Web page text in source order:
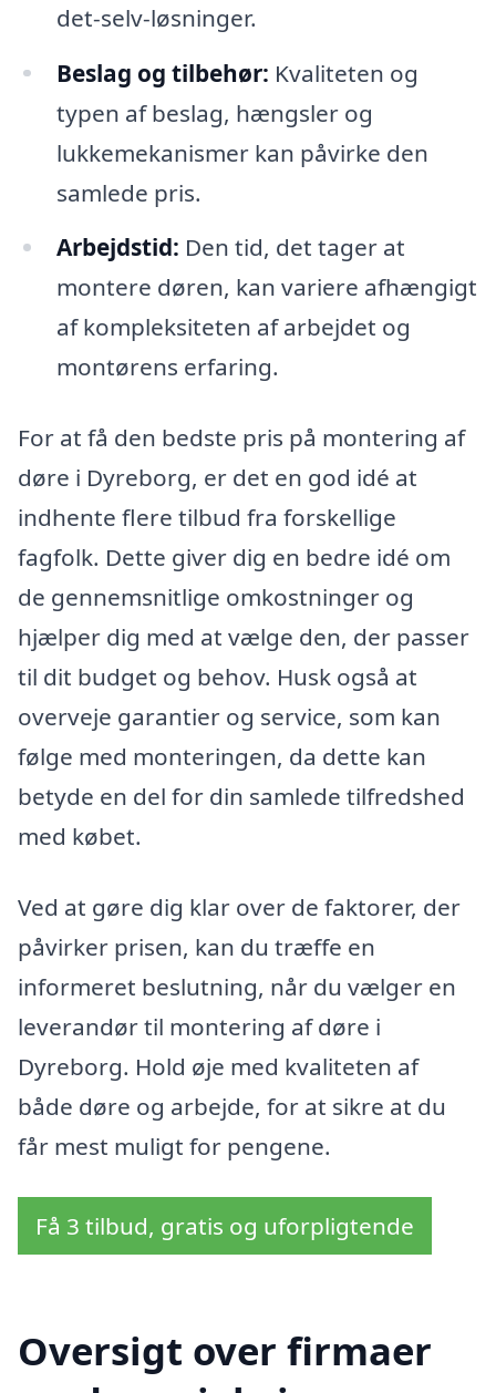
det-selv-løsninger.
Beslag og tilbehør: Kvaliteten og
typen af beslag, hængsler og
lukkemekanismer kan påvirke den
samlede pris.
Arbejdstid: Den tid, det tager at
montere døren, kan variere afhængigt
af kompleksiteten af arbejdet og
montørens erfaring.
For at få den bedste pris på montering af
døre i Dyreborg, er det en god idé at
indhente flere tilbud fra forskellige
fagfolk. Dette giver dig en bedre idé om
de gennemsnitlige omkostninger og
hjælper dig med at vælge den, der passer
til dit budget og behov. Husk også at
overveje garantier og service, som kan
følge med monteringen, da dette kan
betyde en del for din samlede tilfredshed
med købet.
Ved at gøre dig klar over de faktorer, der
påvirker prisen, kan du træffe en
informeret beslutning, når du vælger en
leverandør til montering af døre i
Dyreborg. Hold øje med kvaliteten af
både døre og arbejde, for at sikre at du
får mest muligt for pengene.
Få 3 tilbud, gratis og uforpligtende
Oversigt over firmaer